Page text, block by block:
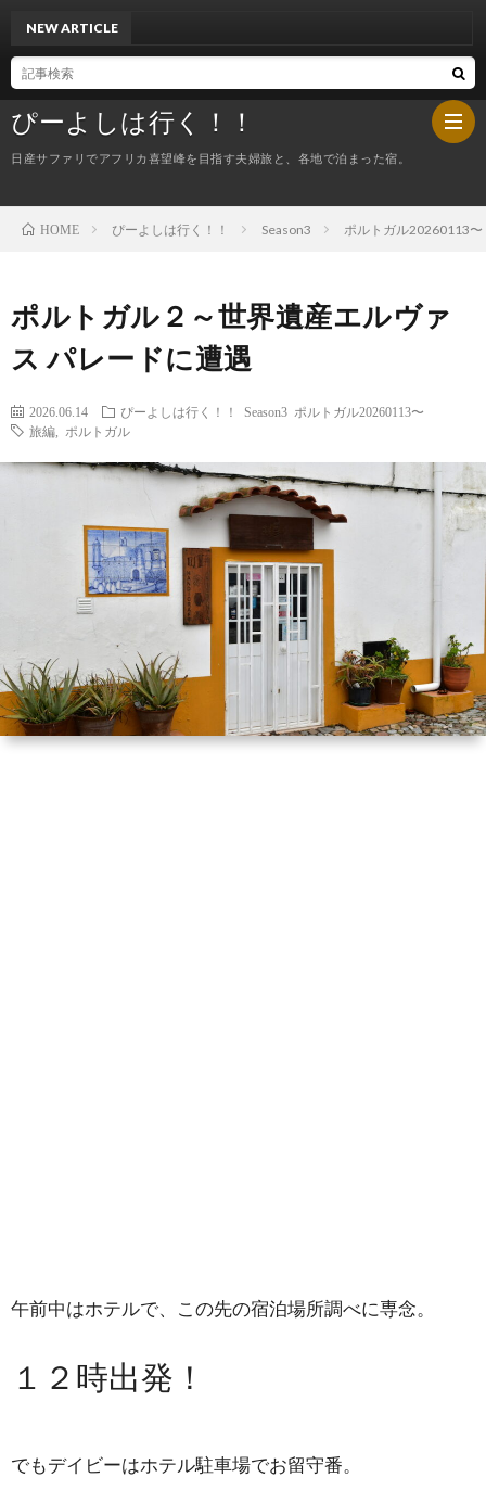
ぴーよしは行く！！
日産サファリでアフリカ喜望峰を目指す夫婦旅と、各地で泊まった宿。
は
く！
宿
NEW ARTICLE
HOME ぴーよしは行く！！ Season3 ポルトガル20260113〜
ポルトガル２～世界遺産エルヴァ
ス パレードに遭遇
2026.06.14 ぴーよしは行く！！ Season3 ポルトガル20260113〜
旅編
ポルトガル
午前中はホテルで、この先の宿泊場所調べに専念。
１２時出発！
でもデイビーはホテル駐車場でお留守番。